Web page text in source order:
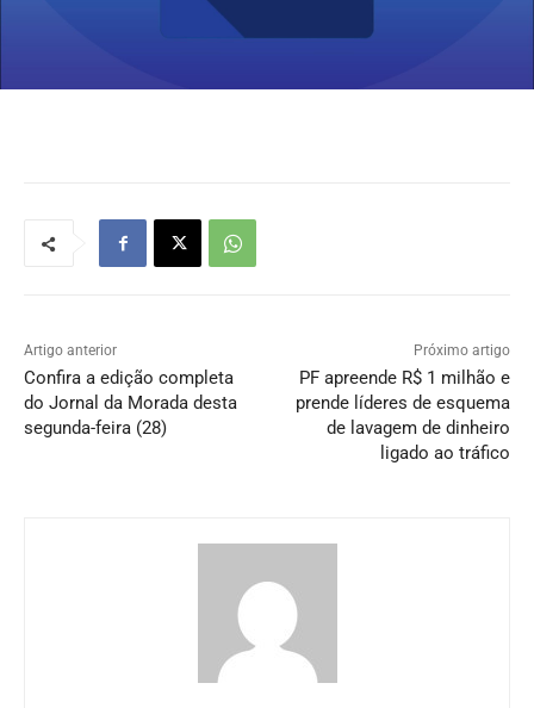
Artigo anterior
Confira a edição completa
do Jornal da Morada desta
segunda-feira (28)
Próximo artigo
PF apreende R$ 1 milhão e
prende líderes de esquema
de lavagem de dinheiro
ligado ao tráfico